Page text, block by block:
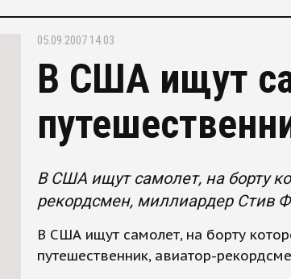
05.09.2007 14:03
В США ищут
В США ищут самолет, на борту
рекордсмен, миллиардер Стив
В США ищут самолет, на борту
путешественник, авиатор-